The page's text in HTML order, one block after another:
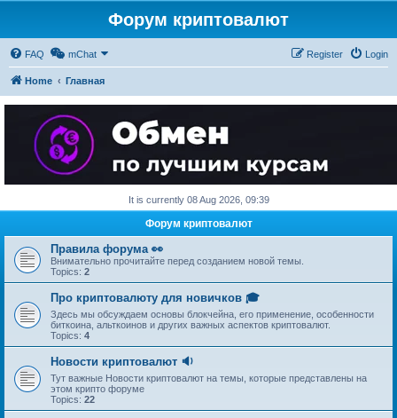
Форум криптовалют
FAQ mChat Login
Register
Home Главная
It is currently 08 Aug 2026, 09:39
Форум криптовалют
Правила форума 👀
Внимательно прочитайте перед созданием новой темы.
Topics: 2
Про криптовалюту для новичков 🎓
Здесь мы обсуждаем основы блокчейна, его применение, особенности
биткоина, альткоинов и других важных аспектов криптовалют.
Topics: 4
Новости криптовалют 🔉
Тут важные Новости криптовалют на темы, которые представлены на
этом крипто форуме
Topics: 22